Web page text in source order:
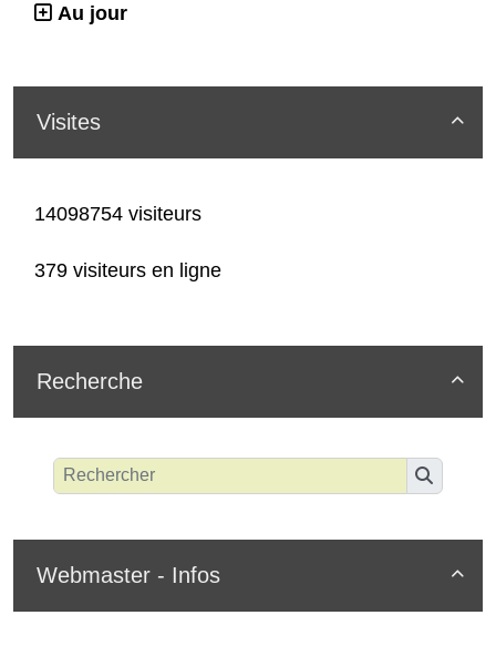
Au jour

Visites
14098754 visiteurs
379 visiteurs en ligne

Recherche

Webmaster - Infos